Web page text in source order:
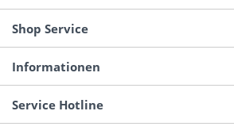
Shop Service
Informationen
Service Hotline